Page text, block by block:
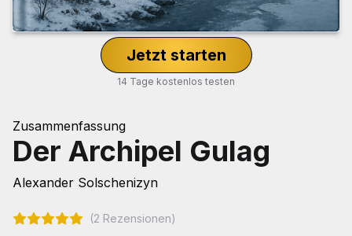
Zusammenfassung
Der Archipel Gulag
Alexander Solschenizyn
(2 Rezensionen)
Jetzt starten
14 Tage kostenlos testen